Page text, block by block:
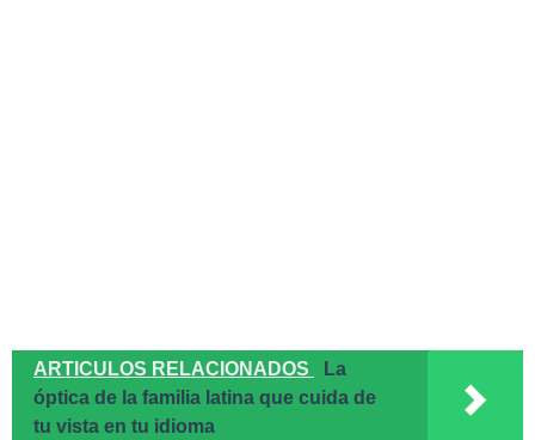
ARTICULOS RELACIONADOS
La
óptica de la familia latina que cuida de
tu vista en tu idioma